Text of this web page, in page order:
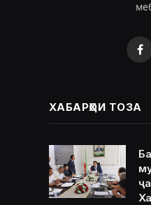
ХАБАРҲОИ ТОЗА